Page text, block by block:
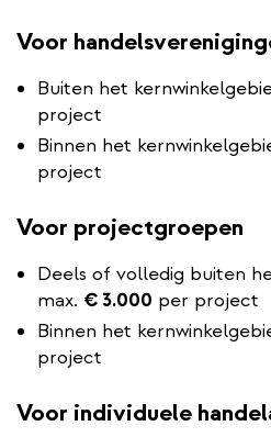
Voor
Buiten het
project
Binnen het
project
Voor projectgroepen
Deels of volledig buiten
max. € 3.000 per project
Binnen het
project
Voor individuele